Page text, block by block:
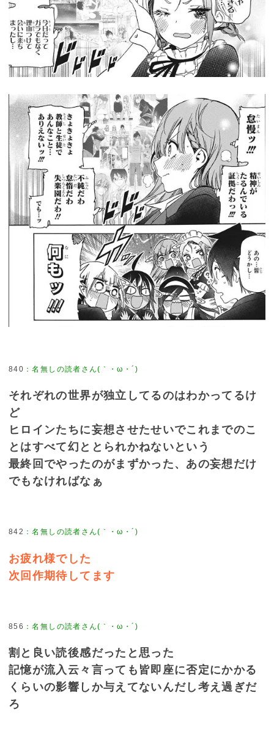
840 ：名無しの読者さん(｀・ω・´)
それぞれの世界が独立してるのはわかってるけ
ど
ヒロインたちに妄想させたせいでこれまでのこ
とはすべて幻ととられかねないという
最終回でやったのがまずかった、あの妄想だけ
でもなければなぁ
842 ：名無しの読者さん(｀・ω・´)
お疲れ様でした
次回作期待してます
856 ：名無しの読者さん(｀・ω・´)
割と良い読後感だったと思った
記憶が流入云々言っても皆即座に否定にかかる
くらいの影響しか与えてないんだし考え過ぎだ
ろ